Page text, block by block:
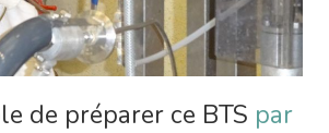
de préparer ce BTS par